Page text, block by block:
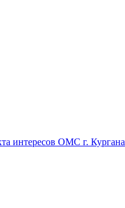
интересов ОМС г. Кургана